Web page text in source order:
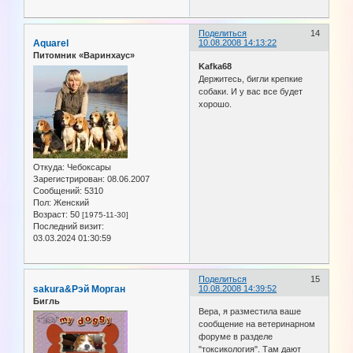
Поделиться
14
10.08.2008 14:13:22
Aquarel
Питомник «Варинхаус»
Откуда: Чебоксары
Зарегистрирован: 08.06.2007
Сообщений: 5310
Пол: Женский
Возраст: 50 [1975-11-30]
Последний визит:
03.03.2024 01:30:59
Kafka68
Держитесь, бигли крепкие
собаки. И у вас все будет
хорошо.
Поделиться
15
10.08.2008 14:39:52
sakura&Рэй Морган
Бигль
Вера, я разместила ваше
сообщение на ветеринарном
форуме в разделе
"токсикология". Там дают